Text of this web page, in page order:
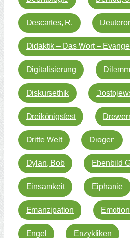
Descartes, R.
Didaktik – Das Wort –
Digitalisierung
Diskursethik
Dreikönigsfest
Dritte Welt Drogen
Dylan, Bob Ebenbild
Einsamkeit Eiphanie
Emanzipation
Engel Enzykliken